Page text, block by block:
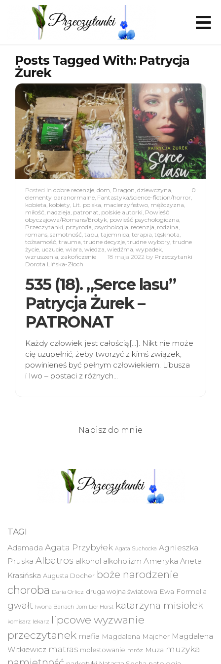
Posts Tagged With: Patrycja
Żurek
0
Posted in dobre recenzje, dom, Dragon, dziewczyna,
elementy paranormalne, Fantastyka/science-fiction/horror,
kobieta, kobiety, Lit. polska, macierzyństwo, mężczyzna,
miłość, nadzieja, patronat, polskie autorki, Powieść
obyczajowa/Romans/Erotyk, powieść psychologiczna,
Przeczytanki, przyroda, psychologia, recenzja, rodzina,
romans, samotność, tabu, tajemnica, terapia, tęsknota,
tożsamość, trauma, trudne decyzje, trudne wybory, trudne
życie, uczucie, wiara, wiedza, wiedźma, wypadek,
wzruszenia, zakończenie 18 maja 2022 by Przeczytanki
Dorota Lińska-Złoch
535 (18). „Serce lasu”
Patrycja Żurek –
PATRONAT
Każdy człowiek jest całością[…]. Nikt nie może
cię uzupełnić, żeby tworzyć z kimś związek,
powinieneś być pełnym człowiekiem. Libusza
i Iwo – postaci z różnych…
Napisz do mnie
TAGI
Adamada Agata Przybyłek Agata Suchocka Agnieszka
Pruska Albatros alkohol alkoholizm Ameryka Aneta
Krasińska Augusta Docher boże narodzenie
choroba Daria Orlicz druga wojna światowa Ewa Formella
gwałt Iwona Banach Jorn Lier Horst katarzyna misiołek
komisarz lekarz lipcowe wyzwanie
przeczytanek mafia Magdalena Majcher Magdalena
Witkiewicz matras molestowanie mróz Muza muzyka